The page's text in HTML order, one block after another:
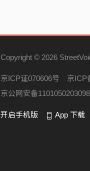
Copyright © 2026
京ICP证070606号 京ICP
京公网安备
开启手机版 App 下载